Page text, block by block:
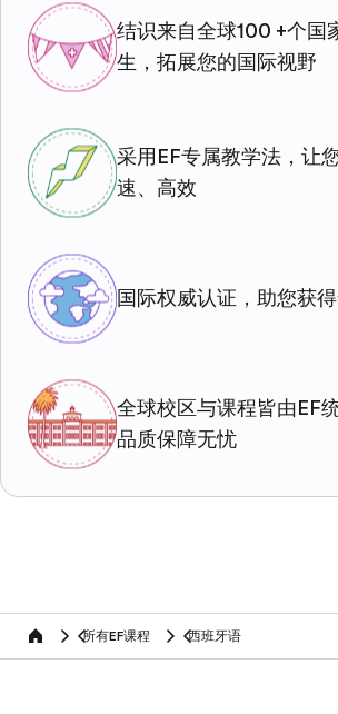
结识来自全球100 +个国
生，拓展您的国际视野
采用EF专属教学法，让
速、高效
国际权威认证，助您获
全球校区与课程皆由EF
品质保障无忧
home 所有EF课程 西班牙语